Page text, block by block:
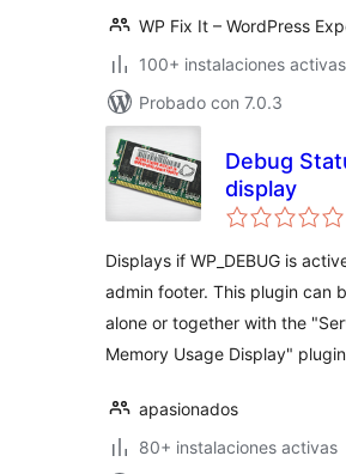
WP Fix It – WordPress
100+ instalaciones activas
Probado con 7.0.3
Debug
display
Displays if WP_DEBUG is
admin footer. This plugin can
alone or together with the
Memory Usage Display"
apasionados
80+ instalaciones activas